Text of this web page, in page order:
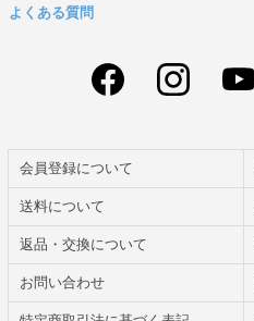
よくある質問
会員登録について
送料について
返品・交換について
お問い合わせ